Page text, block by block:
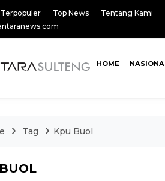
Terpopuler Top News Tentang Kami
HOME
Tag Kpu Buol